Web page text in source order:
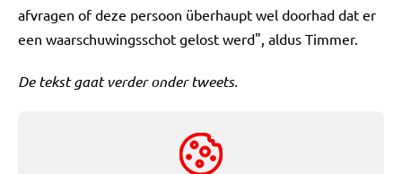
afvragen of deze persoon überhaupt wel doorhad dat er
een waarschuwingsschot gelost werd", aldus Timmer.
De tekst gaat verder onder tweets.